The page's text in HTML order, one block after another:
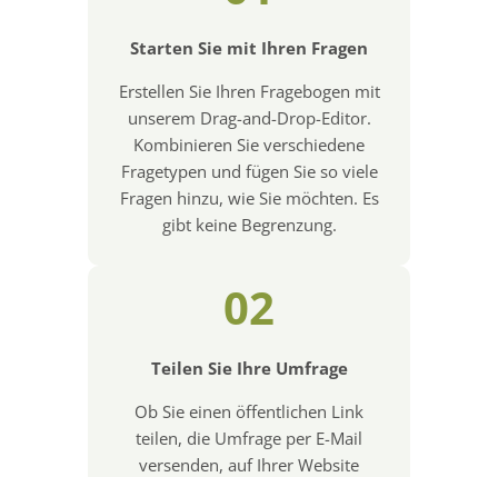
Starten Sie mit Ihren Fragen
Erstellen Sie Ihren Fragebogen mit
unserem Drag-and-Drop-Editor.
Kombinieren Sie verschiedene
Fragetypen und fügen Sie so viele
Fragen hinzu, wie Sie möchten. Es
gibt keine Begrenzung.
02
Teilen Sie Ihre Umfrage
Ob Sie einen öffentlichen Link
teilen, die Umfrage per E-Mail
versenden, auf Ihrer Website